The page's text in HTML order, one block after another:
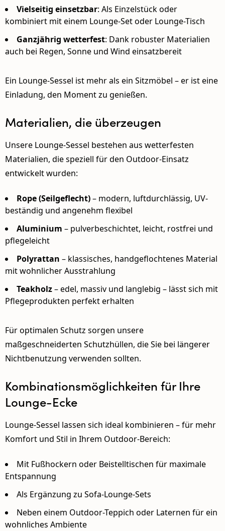
Vielseitig einsetzbar: Als Einzelstück oder
kombiniert mit einem Lounge-Setoder Lounge-Tisch
Ganzjährig wetterfest: Dank robuster Materialien
auch bei Regen, Sonne und Wind einsatzbereit
Ein Lounge-Sessel ist mehr als ein Sitzmöbel – er ist eine
Einladung, den Moment zu genießen.
Materialien, die überzeugen
Unsere Lounge-Sessel bestehen aus wetterfesten
Materialien, die speziell für den Outdoor-Einsatz
entwickelt wurden:
Rope (Seilgeflecht)– modern, luftdurchlässig, UV-
beständig und angenehm flexibel
Aluminium – pulverbeschichtet, leicht, rostfrei und
pflegeleicht
Polyrattan – klassisches, handgeflochtenes Material
mit wohnlicher Ausstrahlung
Teakholz– edel, massiv und langlebig – lässt sich mit
Pflegeprodukten perfekt erhalten
Für optimalen Schutz sorgen unsere
maßgeschneiderten Schutzhüllen, die Sie bei längerer
Nichtbenutzung verwenden sollten.
Kombinationsmöglichkeiten für Ihre
Lounge-Ecke
Lounge-Sessel lassen sich ideal kombinieren – für mehr
Komfort und Stil in Ihrem Outdoor-Bereich:
Mit Fußhockern oder Beistelltischen für maximale
Entspannung
Als Ergänzung zu Sofa-Lounge-Sets
Neben einem Outdoor-Teppich oder Laternen für ein
wohnliches Ambiente